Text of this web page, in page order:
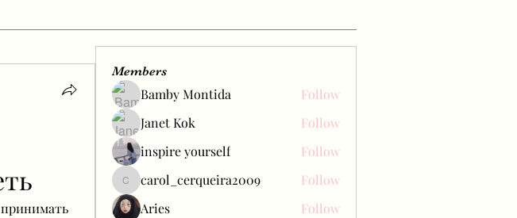
Members
Bamby Montida
Follow
Janet Kok
Follow
inspire yourself
Follow
carol_cerqueira2009
carol_cerqueira2009
Follow
Aries
Follow